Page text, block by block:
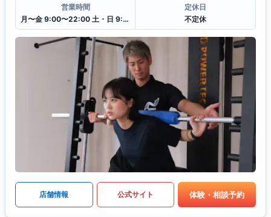
営業時間
月〜金 9:00〜22:00 土・日 9:00〜18:00
定休日
不定休
店舗情報 公式サイト 体験・相談予約